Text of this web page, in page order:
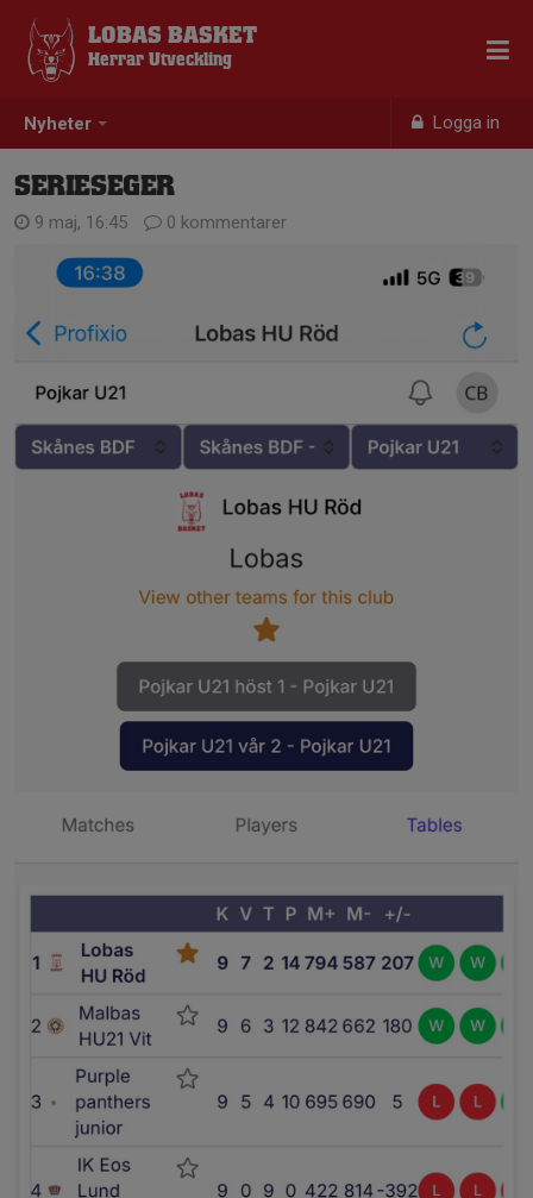
Nyheter Logga in
LOBAS BASKET
Herrar Utveckling
SERIESEGER
9 maj, 16:45 0 kommentarer